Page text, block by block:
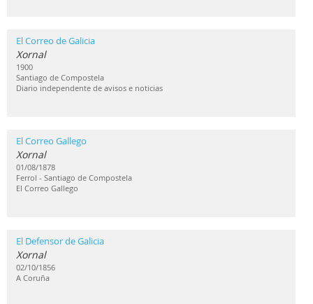
El Correo de Galicia
Xornal
1900
Santiago de Compostela
Diario independente de avisos e noticias
El Correo Gallego
Xornal
01/08/1878
Ferrol - Santiago de Compostela
El Correo Gallego
El Defensor de Galicia
Xornal
02/10/1856
A Coruña